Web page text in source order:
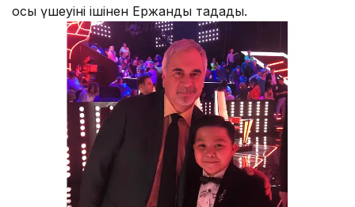
осы үшеуінің ішінен Ержанды таңдады.